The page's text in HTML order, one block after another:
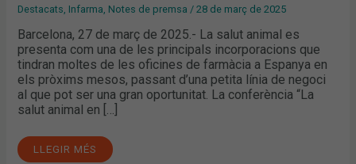
Destacats, Infarma, Notes de premsa /28 de març de 2025
Barcelona, 27 de març de 2025.- La salut animal es
presenta com una de les principals incorporacions que
tindran moltes de les oficines de farmàcia a Espanya en
els pròxims mesos, passant d’una petita línia de negoci
al que pot ser una gran oportunitat. La conferència “La
salut animal en […]
LLEGIR MÉS